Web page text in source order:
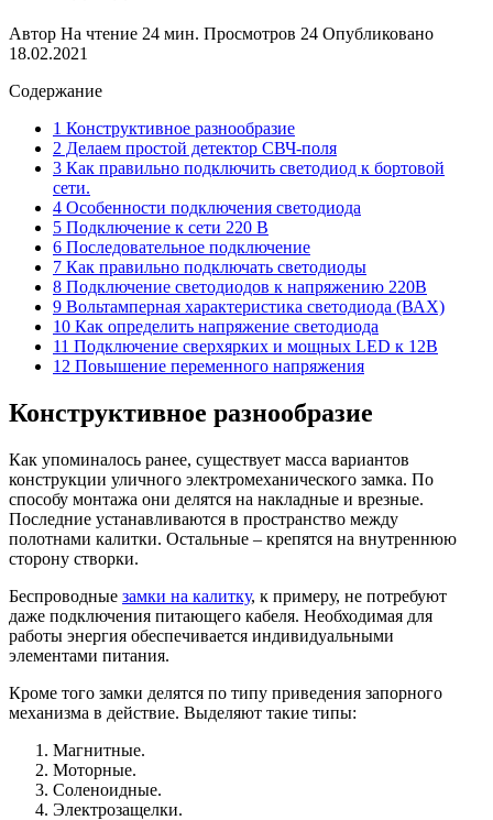
Автор На чтение 24 мин. Просмотров 24 Опубликовано
18.02.2021
Содержание
1 Конструктивное разнообразие
2 Делаем простой детектор СВЧ-поля
3 Как правильно подключить светодиод к бортовой
сети.
4 Особенности подключения светодиода
5 Подключение к сети 220 В
6 Последовательное подключение
7 Как правильно подключать светодиоды
8 Подключение светодиодов к напряжению 220В
9 Вольтамперная характеристика светодиода (ВАХ)
10 Как определить напряжение светодиода
11 Подключение сверхярких и мощных LED к 12В
12 Повышение переменного напряжения
Конструктивное разнообразие
Как упоминалось ранее, существует масса вариантов
конструкции уличного электромеханического замка. По
способу монтажа они делятся на накладные и врезные.
Последние устанавливаются в пространство между
полотнами калитки. Остальные – крепятся на внутреннюю
сторону створки.
Беспроводные замки на калитку, к примеру, не потребуют
даже подключения питающего кабеля. Необходимая для
работы энергия обеспечивается индивидуальными
элементами питания.
Кроме того замки делятся по типу приведения запорного
механизма в действие. Выделяют такие типы:
Магнитные.
Моторные.
Соленоидные.
Электрозащелки.